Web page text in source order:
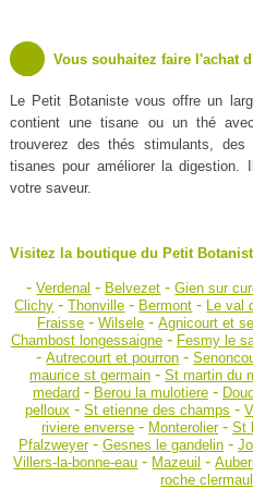
Vous souhaitez faire l'achat
Le Petit Botaniste vous offre un
contient une tisane ou un thé
trouverez des thés stimulants,
tisanes pour améliorer la
votre saveur.
Visitez la boutique du Petit
-Verdenal - Belvezet -Gien sur
Clichy -Thonville - Bermont - Le val
Fraisse -Wilsele -Agnicourt et
Chambost longessaigne- Fesmy le
-Autrecourt et pourron -
maurice st germain- St martin du
medard- Berou la mulotiere-
pelloux -St etienne des champs -
riviere enverse- Monterolier- St
Pfalzweyer- Gesnes le gandelin-
Villers-la-bonne-eau - Mazeuil -
roche